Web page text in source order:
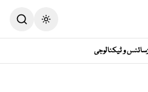
Toggle theme
سائنس و ٹیکنالوجی